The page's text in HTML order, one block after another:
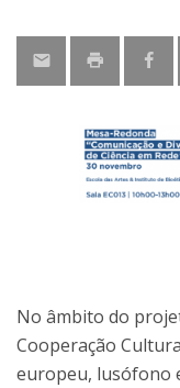
No âmbito do
Cooperação
europeu, lusófono